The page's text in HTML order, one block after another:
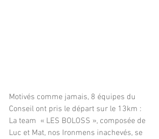
Motivés comme jamais, 8 équipes du
Conseil ont pris le départ sur le 13km :
La team  « LES BOLOSS », composée de
Luc et Mat, nos Ironmens inachevés, se